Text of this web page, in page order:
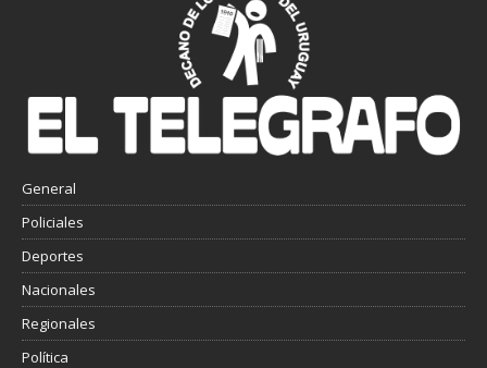
General
Policiales
Deportes
Nacionales
Regionales
Política